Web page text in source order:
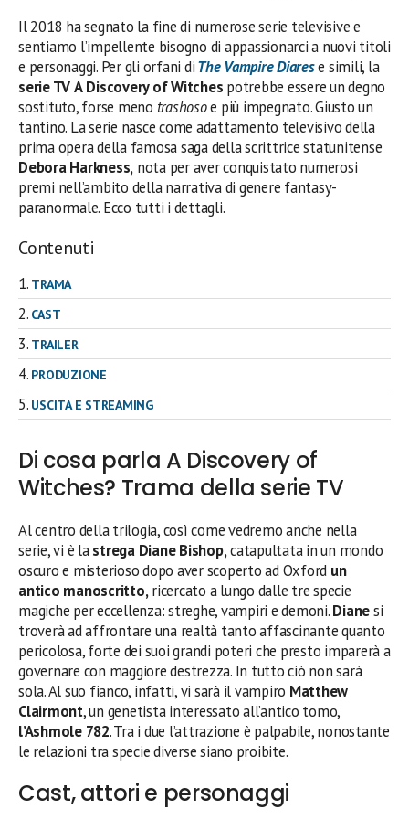
Il 2018 ha segnato la fine di numerose serie televisive e
sentiamo l’impellente bisogno di appassionarci a nuovi titoli
e personaggi. Per gli orfani diThe Vampire Diarese simili, la
serie TVA Discovery of Witches potrebbe essere un degno
sostituto, forse meno trashosoe più impegnato. Giusto un
tantino. La serie nasce come adattamento televisivo della
prima opera della famosa saga della scrittrice statunitense
Debora Harkness, nota per aver conquistato numerosi
premi nell’ambito della narrativa di genere fantasy-
paranormale. Ecco tutti i dettagli.
Contenuti
TRAMA
CAST
TRAILER
PRODUZIONE
USCITA E STREAMING
Di cosa parla A Discovery of
Witches? Trama della serie TV
Al centro della trilogia, così come vedremo anche nella
serie, vi è lastrega Diane Bishop,catapultata in un mondo
oscuro e misterioso dopo aver scoperto ad Oxford un
antico manoscritto,ricercato a lungo dalle tre specie
magiche per eccellenza: streghe, vampiri e demoni.Dianesi
troverà ad affrontare una realtà tanto affascinante quanto
pericolosa, forte dei suoi grandi poteri che presto imparerà a
governare con maggiore destrezza. In tutto ciò non sarà
sola. Al suo fianco, infatti, vi sarà il vampiro Matthew
Clairmont, un genetista interessato all’antico tomo,
l’Ashmole 782. Tra i due l’attrazione è palpabile, nonostante
le relazioni tra specie diverse siano proibite.
Cast, attori e personaggi